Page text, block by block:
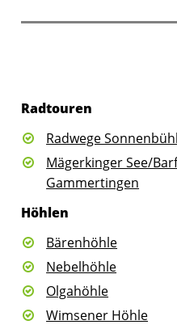
Radtouren
Radwege Sonnenbühl
Mägerkinger See/
Gammertingen
Höhlen
Bärenhöhle
Nebelhöhle
Olgahöhle
Wimsener Höhle